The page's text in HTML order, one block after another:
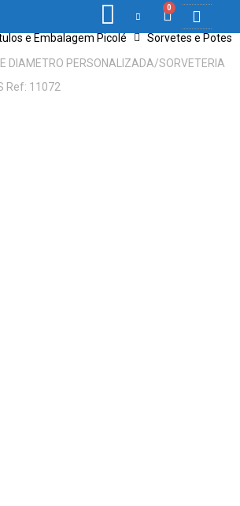
0
e Embalagem Picolé
Sorvetes e Potes
DIAMETRO PERSONALIZADA/SORVETERIA
Ref: 11072